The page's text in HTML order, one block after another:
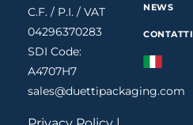
C.F. / P.I. / VAT
04296370283
SDI Code:
A4707H7
sales@duettipackaging.com
NEWS
CONTATTI